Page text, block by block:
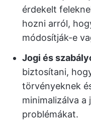
érdekelt
hozni arról,
módosítják-e
Jogi és
biztosítani,
törvényeknek
minimalizálva a
problémákat.